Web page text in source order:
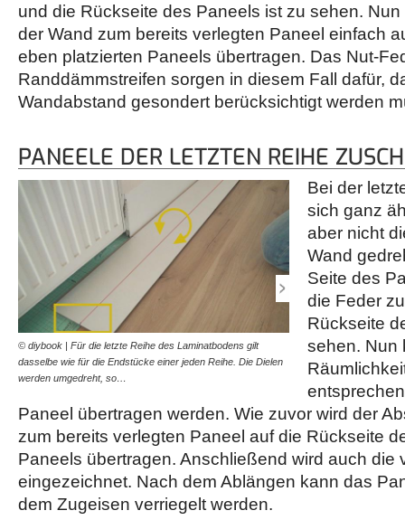
und die Rückseite des Paneels ist zu sehen.
der Wand zum bereits verlegten Paneel einfach
eben platzierten Paneels übertragen. Das Nut-
Randdämmstreifen sorgen in diesem Fall dafür,
Wandabstand gesondert berücksichtigt werden
PANEELE DER LETZTEN REIHE
© diybook | Für die letzte Reihe des Laminatbodens gilt
dasselbe wie für die Endstücke einer jeden Reihe. Die Dielen
werden umgedreht, so…
© diybook | Im Bereich
beim Türstock der
Entsprechende
Bei der
sich ganz
aber nicht
Wand
Seite des
die Feder
Rückseite
sehen. Nun
Paneel übertragen werden. Wie zuvor wird der
zum bereits verlegten Paneel auf die Rückseite
Paneels übertragen. Anschließend wird auch die
eingezeichnet. Nach dem Ablängen kann das
dem Zugeisen verriegelt werden.